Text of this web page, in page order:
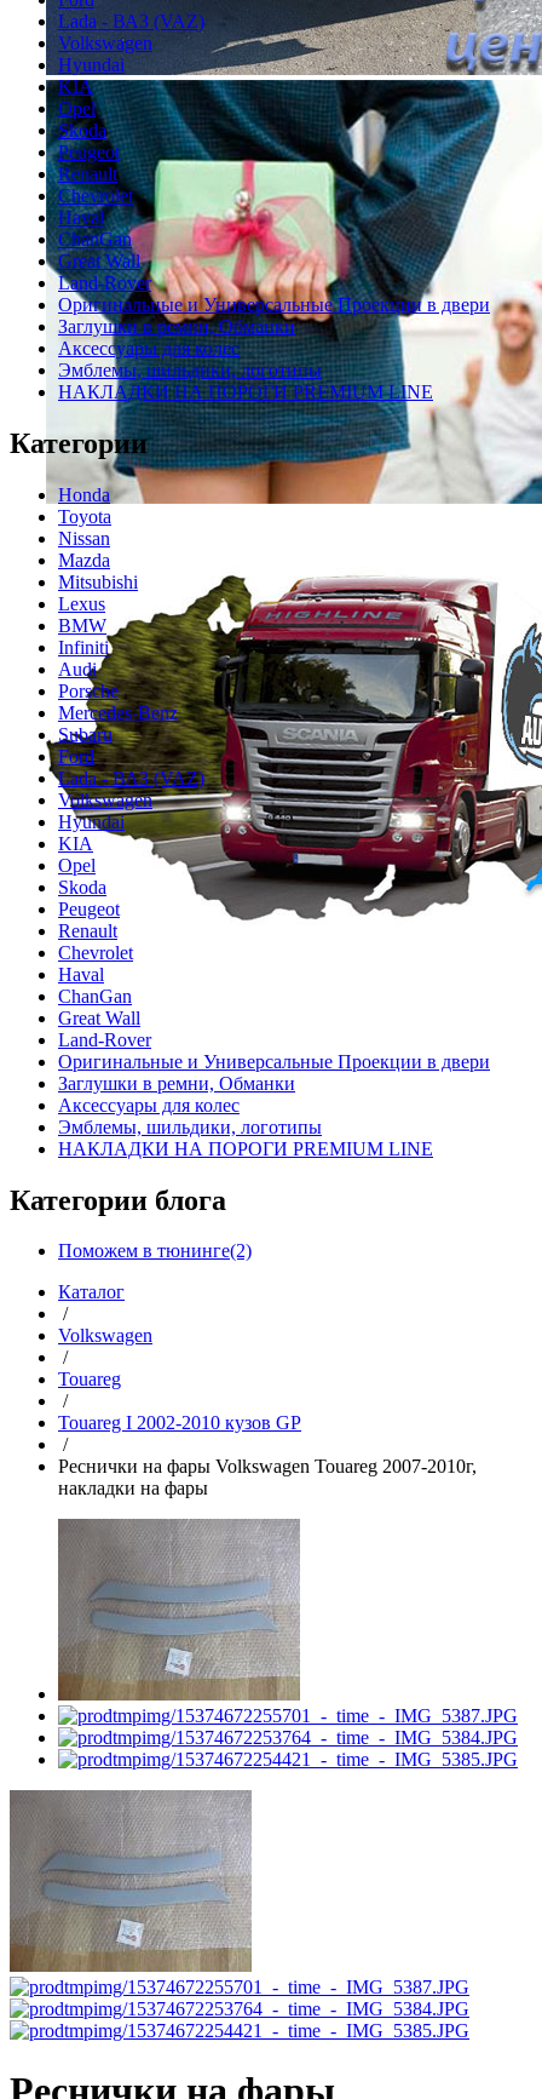
Lada - ВАЗ (VAZ)
Volkswagen
Hyundai
KIA
Opel
Skoda
Peugeot
Renault
Chevrolet
Haval
ChanGan
Great Wall
Land-Rover
Оригинальные и Универсальные Проекции в двери
Заглушки в ремни, Обманки
Аксессуары для колес
Эмблемы, шильдики, логотипы
НАКЛАДКИ НА ПОРОГИ PREMIUM LINE
Категории
Honda
Toyota
Nissan
Mazda
Mitsubishi
Lexus
BMW
Infiniti
Audi
Porsche
Mercedes-Benz
Subaru
Ford
Lada - ВАЗ (VAZ)
Volkswagen
Hyundai
KIA
Opel
Skoda
Peugeot
Renault
Chevrolet
Haval
ChanGan
Great Wall
Land-Rover
Оригинальные и Универсальные Проекции в двери
Заглушки в ремни, Обманки
Аксессуары для колес
Эмблемы, шильдики, логотипы
НАКЛАДКИ НА ПОРОГИ PREMIUM LINE
Категории блога
Поможем в тюнинге(2)
Каталог
/
Volkswagen
/
Touareg
/
Touareg I 2002-2010 кузов GP
/
Реснички на фары Volkswagen Touareg 2007-2010г,
накладки на фары